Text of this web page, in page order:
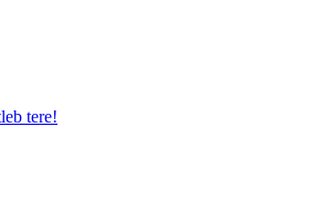
tere!